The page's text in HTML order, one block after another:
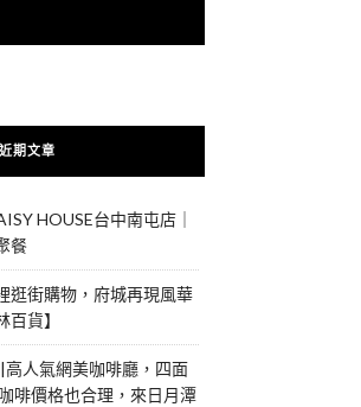
近期文章
HOUSE台中南屯店｜
餐
逛街購物，府城再現風華
貨】
人氣網美咖啡廳，四面
啡價格也合理，來日月潭